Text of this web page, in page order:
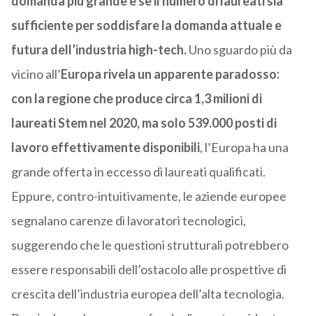
sufficiente per soddisfare la domanda attuale e
futura dell’industria high-tech.Uno sguardo più da
vicino all’Europa rivela un apparente paradosso:
con la regione che produce circa 1,3 milioni di
laureati Stem nel 2020, ma solo 539.000 posti di
lavoro effettivamente disponibili, l’Europa ha una
grande offerta in eccesso di laureati qualificati.
Eppure, contro-intuitivamente, le aziende europee
segnalano carenze di lavoratori tecnologici,
suggerendo che le questioni strutturali potrebbero
essere responsabili dell’ostacolo alle prospettive di
crescita dell’industria europea dell’alta tecnologia.